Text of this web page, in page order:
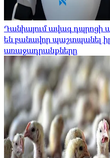
Դանիայում ավագ
են բանավոր պաշտպանել
առաջադրանքները